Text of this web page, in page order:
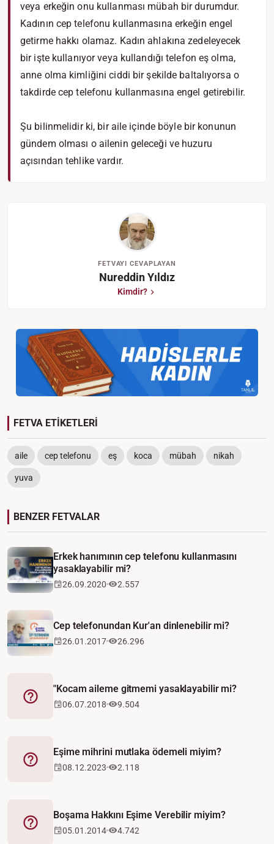
veya erkeğin onu kullanması mübah bir durumdur.
Kadının cep telefonu kullanmasına erkeğin engel
getirme hakkı olamaz. Kadın ahlakına zedeleyecek
bir işte kullanıyor veya kullandığı telefon eş olma,
anne olma kimliğini ciddi bir şekilde baltalıyorsa o
takdirde cep telefonu kullanmasına engel getirebilir.
Şu bilinmelidir ki, bir aile içinde böyle bir konunun
gündem olması o ailenin geleceği ve huzuru
açısından tehlike vardır.
FETVAYI CEVAPLAYAN
Nureddin Yıldız
Kimdir?
FETVA ETİKETLERİ
aile cep telefonu eş koca mübah nikah
yuva
BENZER FETVALAR
Erkek hanımının cep telefonu kullanmasını
yasaklayabilir mi?
26.09.2020 2.557
Cep telefonundan Kur'an dinlenebilir mi?
26.01.2017 26.296
Fetva
"Kocam aileme gitmemi yasaklayabilir mi?
06.07.2018 9.504
Fetva
Eşime mihrini mutlaka ödemeli miyim?
08.12.2023 2.118
Fetva
Boşama Hakkını Eşime Verebilir miyim?
05.01.2014 4.742